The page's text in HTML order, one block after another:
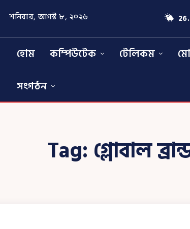
শনিবার, আগস্ট ৮, ২০২৬
হোম কম্পিউটেক টেলিকম
সংগঠন
Tag: গ্লোবাল